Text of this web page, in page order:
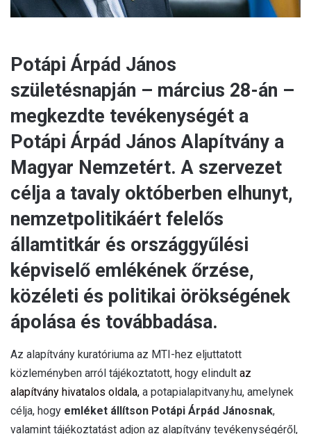
Potápi Árpád János
születésnapján – március 28-án –
megkezdte tevékenységét a
Potápi Árpád János Alapítvány a
Magyar Nemzetért. A szervezet
célja a tavaly októberben elhunyt,
nemzetpolitikáért felelős
államtitkár és országgyűlési
képviselő emlékének őrzése,
közéleti és politikai örökségének
ápolása és továbbadása.
Az alapítvány kuratóriuma az MTI-hez eljuttatott
közleményben arról tájékoztatott, hogy elindult az
alapítvány hivatalos oldala, a potapialapitvany.hu, amelynek
célja, hogy emléket állítson Potápi Árpád Jánosnak,
valamint tájékoztatást adjon az alapítvány tevékenységéről,